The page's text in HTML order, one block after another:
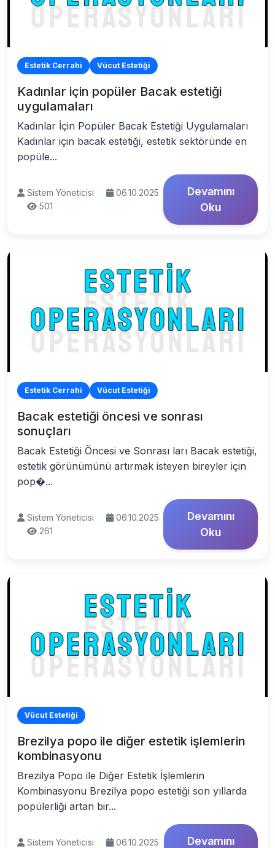
Estetik Cerrahi Vücut Estetiği
Kadınlar için popüler Bacak estetiği
uygulamaları
Kadınlar İçin Popüler Bacak Estetiği Uygulamaları
Kadınlar için bacak estetiği, estetik sektöründe en
popüle...
Sistem Yöneticisi
06.10.2025
501
Devamını
Oku
Estetik Cerrahi Vücut Estetiği
Bacak estetiği öncesi ve sonrası
sonuçları
Bacak Estetiği Öncesi ve Sonrası ları Bacak estetiği,
estetik görünümünü artırmak isteyen bireyler için
pop�...
Sistem Yöneticisi
06.10.2025
261
Devamını
Oku
Vücut Estetiği
Brezilya popo ile diğer estetik işlemlerin
kombinasyonu
Brezilya Popo ile Diğer Estetik İşlemlerin
Kombinasyonu Brezilya popo estetiği son yıllarda
popülerliği artan bir...
Sistem Yöneticisi
06.10.2025
Devamını